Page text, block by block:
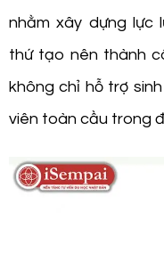
nhằm xây dựng lực
thứ tạo nên thành
không chỉ hỗ trợ
viên toàn cầu trong